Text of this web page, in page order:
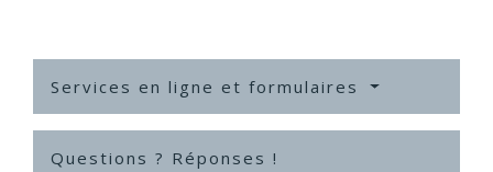
Services en ligne et formulaires
Questions ? Réponses !